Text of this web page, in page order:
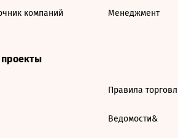
компаний Менеджмент
Правила
Ведомости&